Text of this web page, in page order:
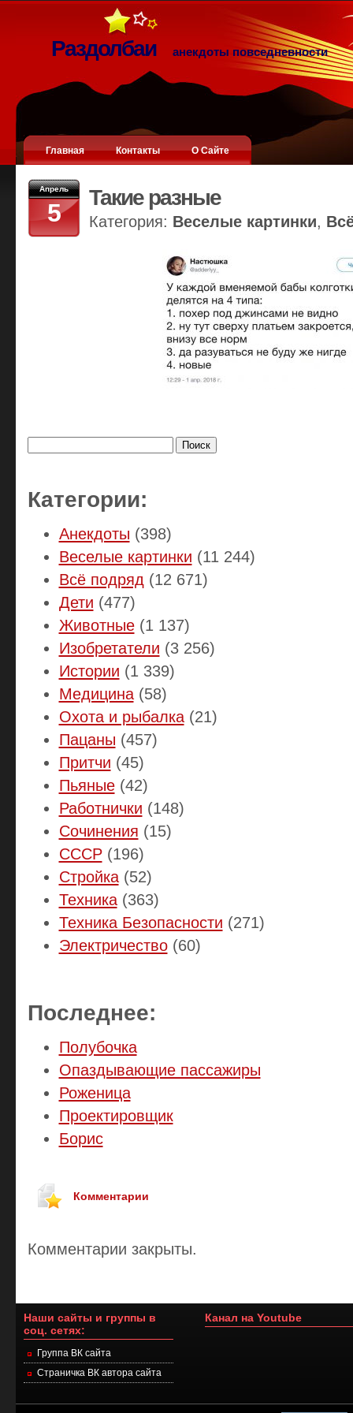
Раздолбаи анекдоты повседневности
Главная Контакты О Сайте
Апрель
5
Такие разные
Категория: Веселые картинки,
Категории:
Анекдоты (398)
Веселые картинки (11 244)
Всё подряд (12 671)
Дети (477)
Животные(1 137)
Изобретатели (3 256)
Истории (1 339)
Медицина(58)
Охота и рыбалка(21)
Пацаны (457)
Притчи (45)
Пьяные(42)
Работнички (148)
Сочинения (15)
СССР(196)
Стройка(52)
Техника(363)
Техника Безопасности (271)
Электричество(60)
Последнее:
Полубочка
Опаздывающие пассажиры
Роженица
Проектировщик
Борис
Комментарии
Комментарии закрыты.
Наши сайты и группы в
соц. сетях:
Группа ВК сайта
Страничка ВК автора сайта
Канал на Youtube